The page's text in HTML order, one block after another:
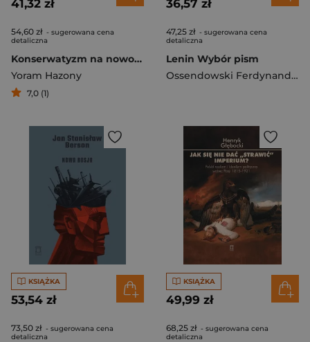
41,32 zł
54,60 zł - sugerowana cena
detaliczna
Konserwatyzm na nowo odkrywany
Yoram Hazony
7,0 (1)
36,57 zł
47,25 zł - sugerowana cena
detaliczna
Lenin Wybór pism
Ossendowski Ferdynand A.
KSIĄŻKA
53,54 zł
73,50 zł - sugerowana cena
detaliczna
KSIĄŻKA
49,99 zł
68,25 zł - sugerowana cena
detaliczna